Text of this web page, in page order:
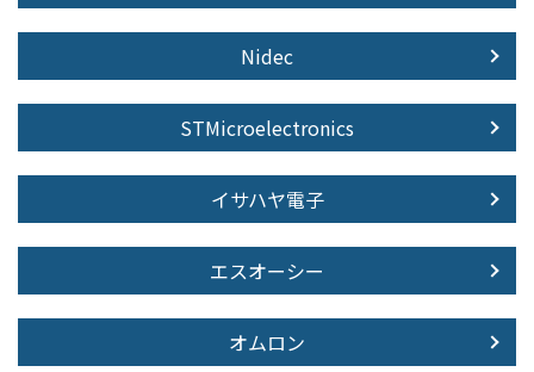
Nidec
STMicroelectronics
イサハヤ電子
エスオーシー
オムロン